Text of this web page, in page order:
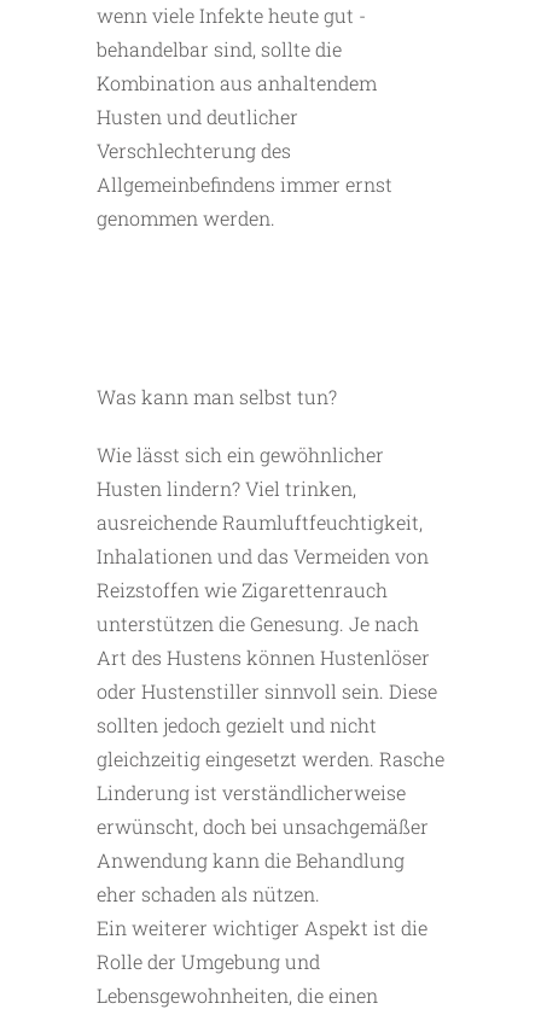
wenn viele Infekte heute gut ­
behandelbar sind, sollte die
Kombination aus anhaltendem
Husten und deutlicher
Verschlechterung des
Allgemeinbefindens immer ernst
genommen werden.
Was kann man selbst tun?
Wie lässt sich ein gewöhnlicher
Husten lindern? Viel trinken,
ausreichende Raumluftfeuchtigkeit,
Inhalationen und das Vermeiden von
Reizstoffen wie Zigarettenrauch
unterstützen die Genesung. Je nach
Art des Hustens können Hustenlöser
oder Hustenstiller sinnvoll sein. Diese
sollten jedoch gezielt und nicht
gleichzeitig eingesetzt werden. Rasche
Linderung ist verständlicherweise
erwünscht, doch bei unsachgemäßer
Anwendung kann die Behandlung
eher schaden als nützen.
Ein weiterer wichtiger Aspekt ist die
Rolle der Umgebung und
Lebensgewohnheiten, die einen